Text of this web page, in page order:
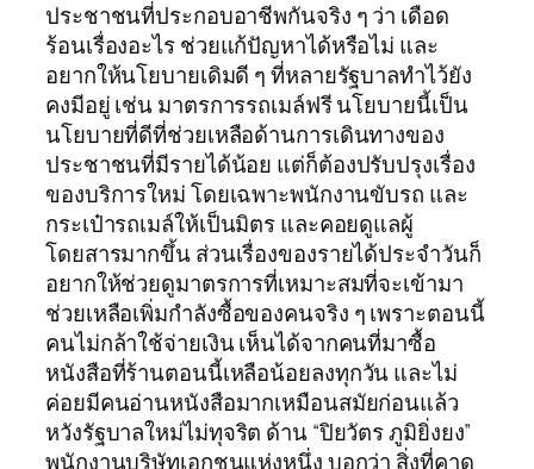
ประชาชนที่ประกอบอาชีพกันจริง ๆ ว่า เดือด
ร้อนเรื่องอะไร ช่วยแก้ปัญหาได้หรือไม่ และ
อยากให้นโยบายเดิมดี ๆ ที่หลายรัฐบาลทำไว้ยัง
คงมีอยู่ เช่น มาตรการรถเมล์ฟรี นโยบายนี้เป็น
นโยบายที่ดีที่ช่วยเหลือด้านการเดินทางของ
ประชาชนที่มีรายได้น้อย แต่ก็ต้องปรับปรุงเรื่อง
ของบริการใหม่ โดยเฉพาะพนักงานขับรถ และ
กระเป๋ารถเมล์ให้เป็นมิตร และคอยดูแลผู้
โดยสารมากขึ้น ส่วนเรื่องของรายได้ประจำวันก็
อยากให้ช่วยดูมาตรการที่เหมาะสมที่จะเข้ามา
ช่วยเหลือเพิ่มกำลังซื้อของคนจริง ๆ เพราะตอนนี้
คนไม่กล้าใช้จ่ายเงิน เห็นได้จากคนที่มาซื้อ
หนังสือที่ร้านตอนนี้เหลือน้อยลงทุกวัน และไม่
ค่อยมีคนอ่านหนังสือมากเหมือนสมัยก่อนแล้ว
หวังรัฐบาลใหม่ไม่ทุจริต ด้าน “ปิยวัตร ภูมิยิ่งยง”
พนักงานบริษัทเอกชนแห่งหนึ่ง บอกว่า สิ่งที่คาด